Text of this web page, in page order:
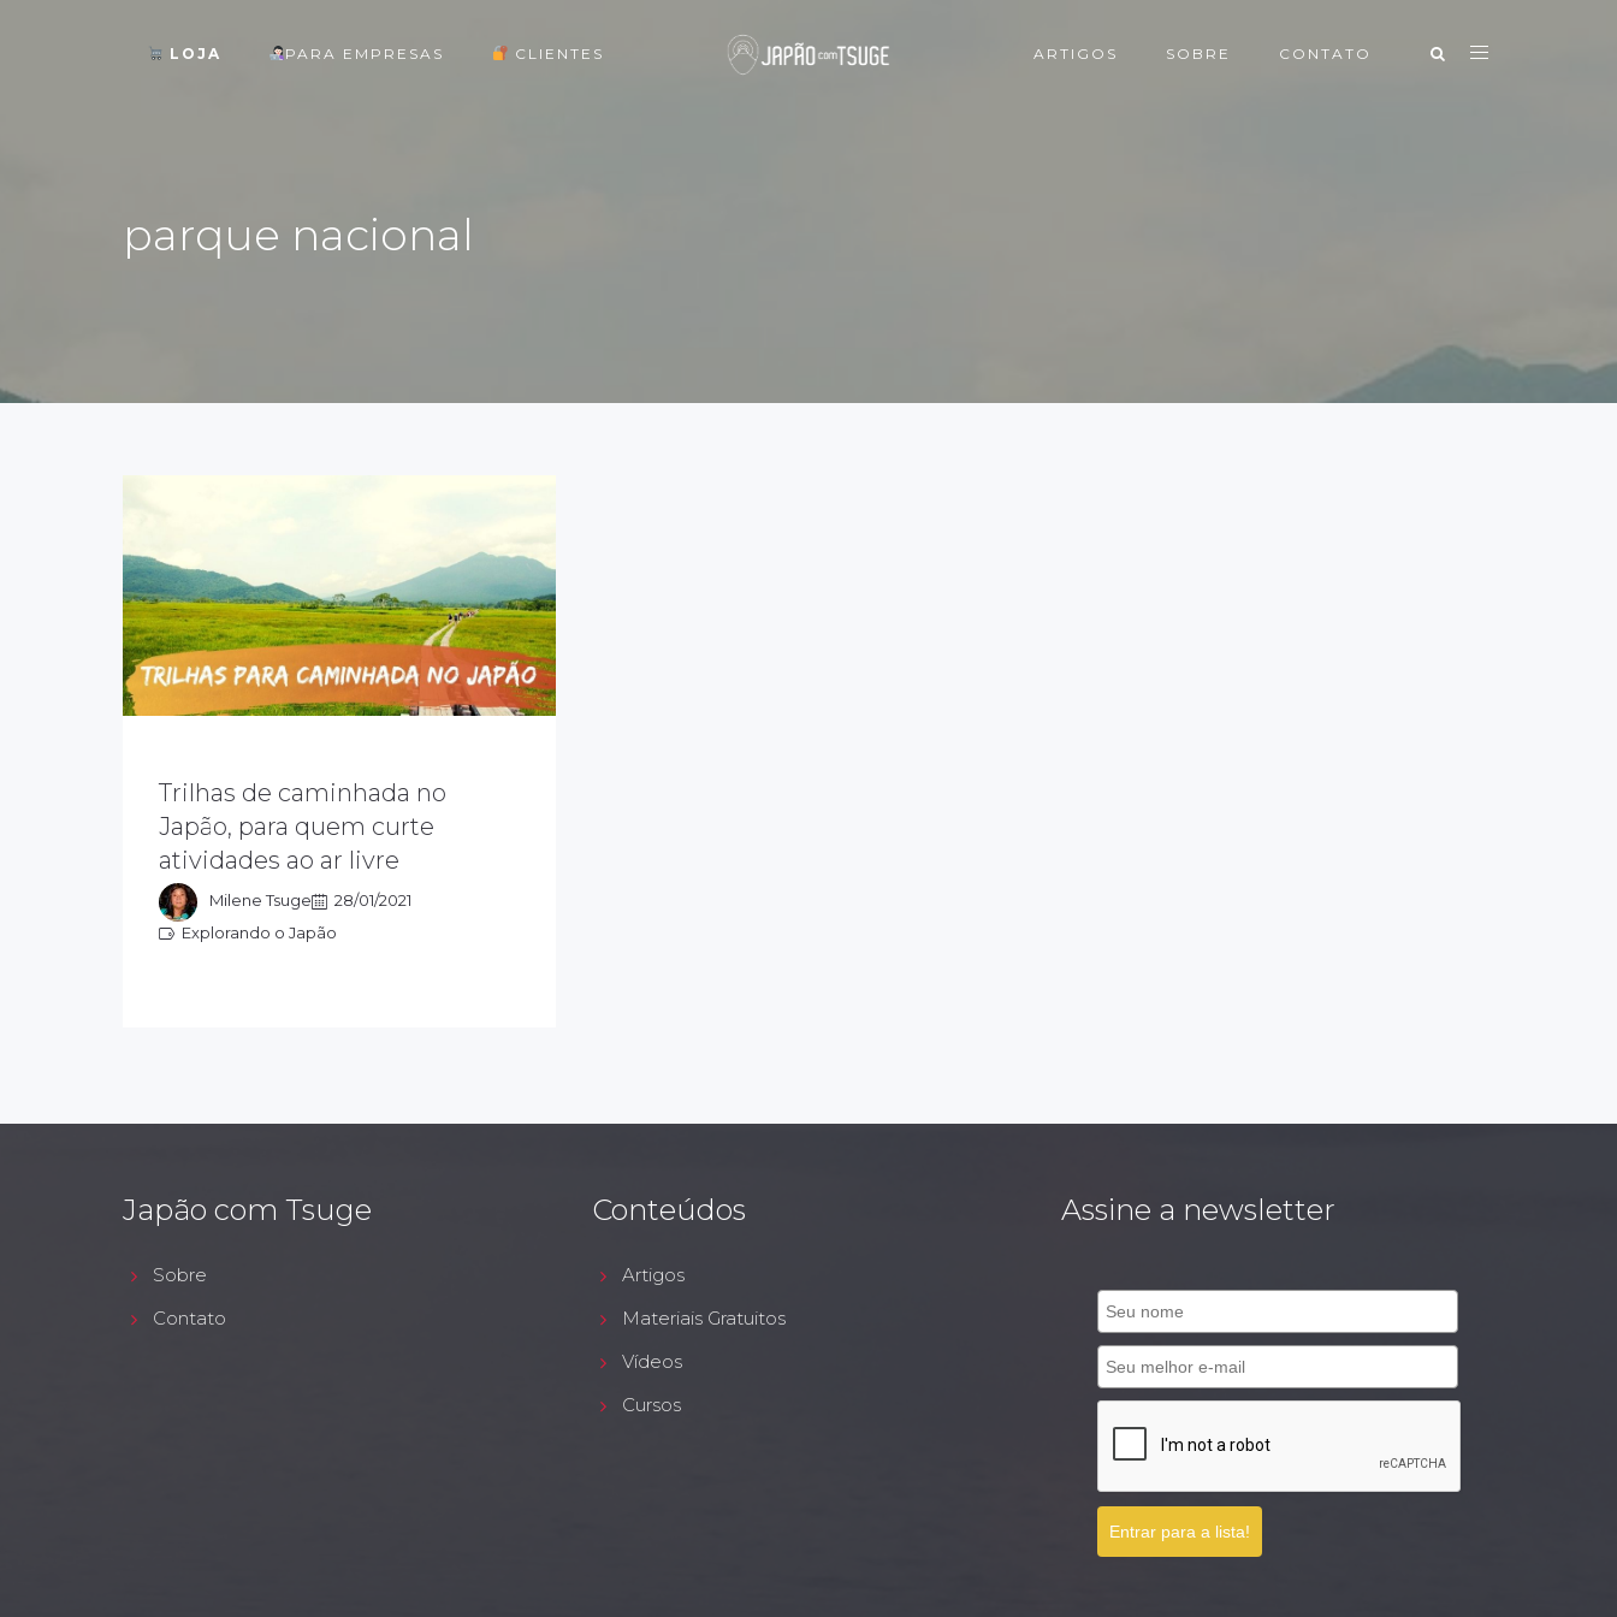
LOJA PARA EMPRESAS CLIENTES ARTIGOS SOBRE CONTATO
parque nacional
Trilhas de caminhada no
Japão, para quem curte
atividades ao ar livre
Milene Tsuge
28/01/2021
Explorando o Japão
O Japão é repleto de parques
nacionais que têm atividades ao ar
livre, desde trilhas para caminhada,
até as mais radicais como o bungee
jumping
Japão com Tsuge
Sobre
Contato
Conteúdos
Artigos
Materiais Gratuitos
Vídeos
Cursos
Assine a newsletter
Entrar para a lista!